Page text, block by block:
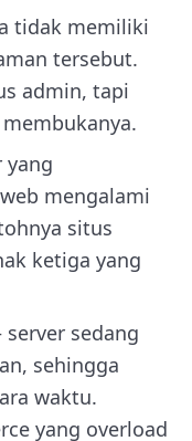
tidak memiliki
tersebut.
admin, tapi
yang
mengalami
situs
ketiga yang
server sedang
sehingga
waktu.
yang overload